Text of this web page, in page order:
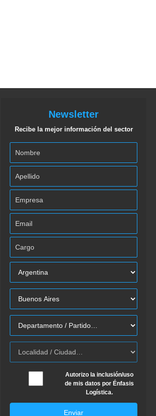
Newsletter
Recibe la mejor información del sector
Autorizo la inclusión/uso
de mis datos por Énfasis
Logística.
Enviar